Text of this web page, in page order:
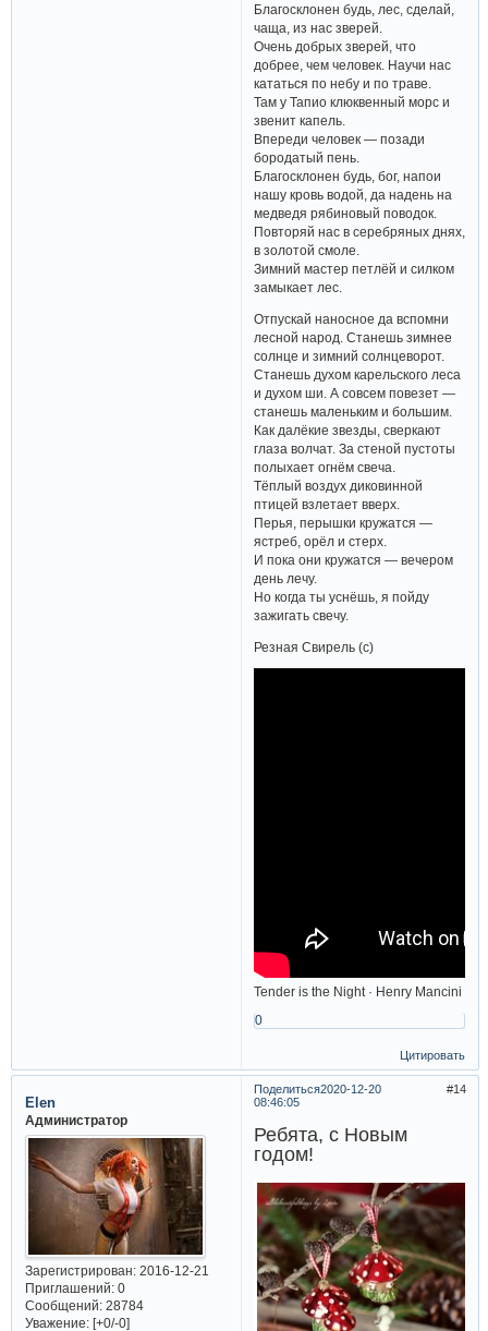
Благосклонен будь, лес, сделай,
чаща, из нас зверей.
Очень добрых зверей, что
добрее, чем человек. Научи нас
кататься по небу и по траве.
Там у Тапио клюквенный морс и
звенит капель.
Впереди человек — позади
бородатый пень.
Благосклонен будь, бог, напои
нашу кровь водой, да надень на
медведя рябиновый поводок.
Повторяй нас в серебряных днях,
в золотой смоле.
Зимний мастер петлёй и силком
замыкает лес.
Отпускай наносное да вспомни
лесной народ. Станешь зимнее
солнце и зимний солнцеворот.
Станешь духом карельского леса
и духом ши. А совсем повезет —
станешь маленьким и большим.
Как далёкие звезды, сверкают
глаза волчат. За стеной пустоты
полыхает огнём свеча.
Тёплый воздух диковинной
птицей взлетает вверх.
Перья, перышки кружатся —
ястреб, орёл и стерх.
И пока они кружатся — вечером
день лечу.
Но когда ты уснёшь, я пойду
зажигать свечу.
Резная Свирель (с)
Tender is the Night · Henry Mancini
0
Цитировать
Поделиться 14
2020-12-20
08:46:05
Elen
Администратор
Зарегистрирован: 2016-12-21
Приглашений:0
Сообщений:28784
Уважение: [+0/-0]
Ребята, с Новым
годом!